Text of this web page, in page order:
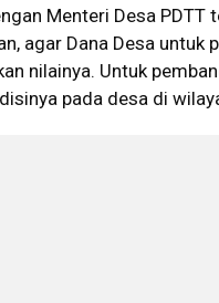
Menteri Desa PDTT
agar Dana Desa untuk
nilainya. Untuk
pada desa di